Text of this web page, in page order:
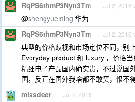
RqPS6rhmP3Nyn3Tm Jul 2, 2016
@shengyueming 华为
RqPS6rhmP3Nyn3Tm Jul 2, 2016
典型的价格歧视和市场定位不同，别
Everyday product 和 luxury ，价格当
精细电子产品国内确实贵，不过说国
国。反正在国外我啥都不敢买，恨不
missdeer Jul 2, 2016